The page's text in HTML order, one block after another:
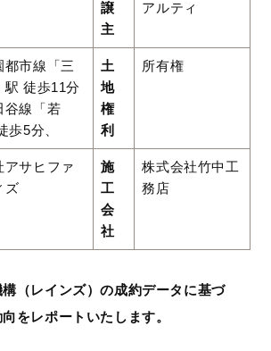
譲
主
アルティ
都市線「三
駅 徒歩11分
谷線「若
歩5分、
土
地
権
利
所有権
アサヒファ
ズ
施
工
会
社
株式会社竹中工
務店
（レインズ）の成約データに基づ
をレポートいたします。